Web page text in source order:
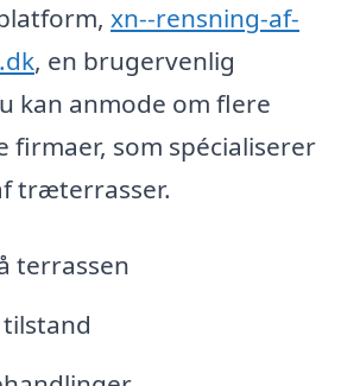
xn--rensning-af-
, en brugervenlig
kan anmode om flere
firmaer, som spécialiserer
træterrasser.
terrassen